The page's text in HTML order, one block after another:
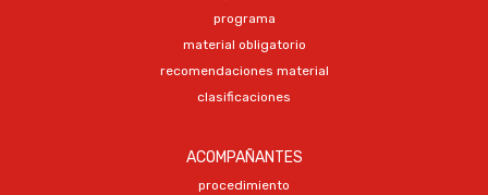
programa
material obligatorio
recomendaciones material
clasificaciones
ACOMPAÑANTES
procedimiento